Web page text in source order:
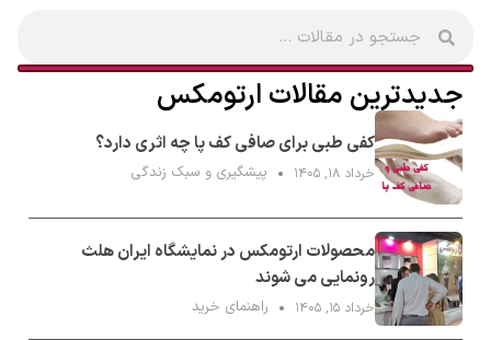
جدیدترین مقالات ارتومکس
کفی طبی برای صافی کف پا چه اثری دارد؟
خرداد ۱۸, ۱۴۰۵ پیشگیری و سبک زندگی
محصولات ارتومکس در نمایشگاه ایران هلث
رونمایی می شوند
خرداد ۱۵, ۱۴۰۵ راهنمای خرید